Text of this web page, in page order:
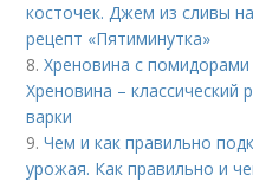
косточек. Джем из сливы
рецепт «Пятиминутка»
8.Хреновина с
Хреновина – классический
варки
9.Чем и как правильно
урожая. Как правильно и